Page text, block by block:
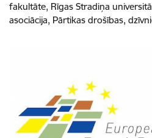
fakultāte, Rīgas Stradiņa
asociācija, Pārtikas drošības,